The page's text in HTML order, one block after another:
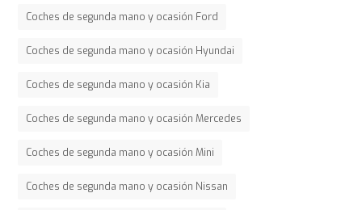
Coches de segunda mano y ocasión Ford
Coches de segunda mano y ocasión Hyundai
Coches de segunda mano y ocasión Kia
Coches de segunda mano y ocasión Mercedes
Coches de segunda mano y ocasión Mini
Coches de segunda mano y ocasión Nissan